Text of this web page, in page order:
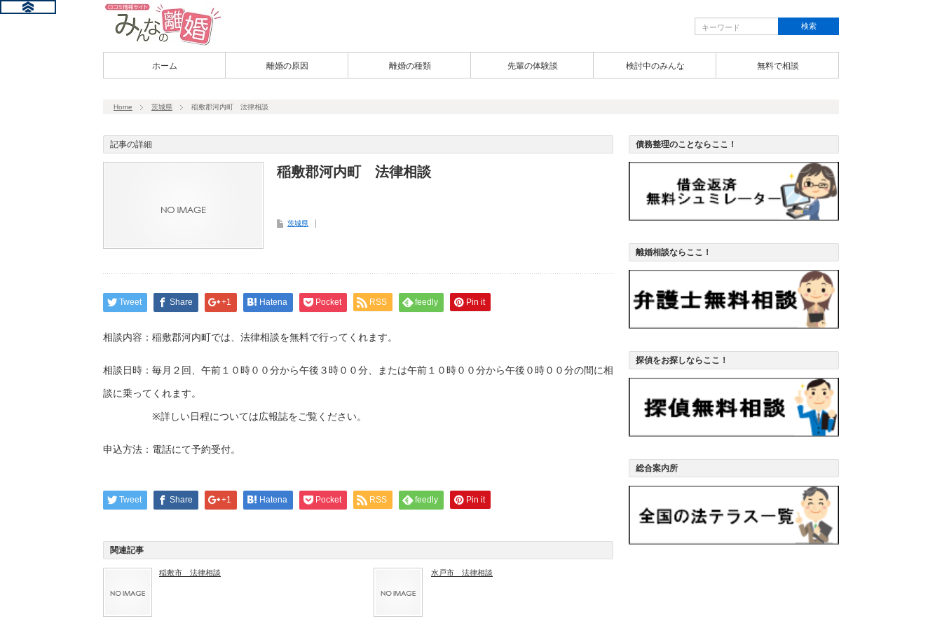
ホーム 離婚の原因 離婚の種類 先輩の体験談 検討中のみんな 無料で相談
Home 茨城県 稲敷郡河内町 法律相談
記事の詳細
稲敷郡河内町 法律相談
茨城県
Tweet Share +1 Hatena Pocket RSS feedly Pin it
相談内容：稲敷郡河内町では、法律相談を無料で行ってくれます。
相談日時：毎月２回、午前１０時００分から午後３時００分、または午前１０時００分から午後０時００分の間に相
談に乗ってくれます。
※詳しい日程については広報誌をご覧ください。
申込方法：電話にて予約受付。
Tweet Share +1 Hatena Pocket RSS feedly Pin it
関連記事
稲敷市 法律相談 水戸市 法律相談
債務整理のことならここ！
離婚相談ならここ！
探偵をお探しならここ！
総合案内所